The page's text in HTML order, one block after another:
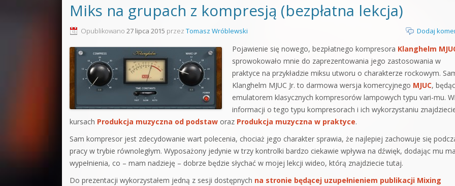
Kontakt 5 Kompendium
Pakiety
Miks na grupach z kompresją (bezpłatna lekcja)
Opublikowano 27 lipca 2015 przez Tomasz Wróblewski Dodaj
Pojawienie się nowego, bezpłatnego kompresora Klanghelm
sprowokowało mnie do zaprezentowania jego zastosowania w
praktyce na przykładzie miksu utworu o charakterze rockowym.
Klanghelm MJUC Jr. to darmowa wersja komercyjnego MJUC,
emulatorem klasycznych kompresorów lampowych typu vari-mu.
informacji o tego typu kompresorach i ich wykorzystaniu
kursach Produkcja muzyczna od podstaw oraz Produkcja muzyczna w praktyce.
Sam kompresor jest zdecydowanie wart polecenia, chociaż jego charakter sprawia, że najlepiej zachowuje się
pracy w trybie równoległym. Wyposażony jedynie w trzy kontrolki bardzo ciekawie wpływa na dźwięk, dodając mu
wypełnienia, co – mam nadzieję – dobrze będzie słychać w mojej lekcji wideo, którą znajdziecie tutaj.
Do prezentacji wykorzystałem jedną z sesji dostępnych na stronie będącej uzupełnieniem publikacji Mixing